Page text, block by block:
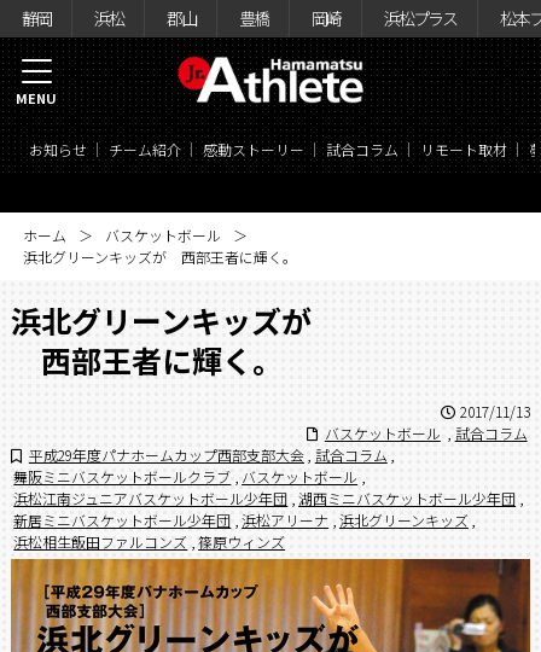
静岡 浜松 郡山 豊橋 岡崎 浜松プラス 松本
お知らせ チーム紹介 感動ストーリー 試合コラム リモート取材
MENU
ホーム
バスケットボール
浜北グリーンキッズが 西部王者に輝く。
浜北グリーンキッズが
西部王者に輝く。
2017/11/13
バスケットボール
試合コラム
平成29年度パナホームカップ西部支部大会 試合コラム
舞阪ミニバスケットボールクラブ バスケットボール
浜松江南ジュニアバスケットボール少年団 湖西ミニバスケットボール少年団
新居ミニバスケットボール少年団 浜松アリーナ 浜北グリーンキッズ
浜松相生飯田ファルコンズ 篠原ウィンズ